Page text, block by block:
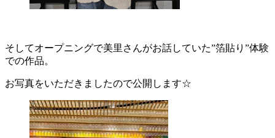
そしてオープニングで美里さんがお話していた”箔貼り”体験
での作品。
お写真をいただきましたので公開します☆